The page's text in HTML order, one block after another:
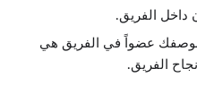
داخل الفريق.
بوصفك عضواً في الفريق هي
الفريق.